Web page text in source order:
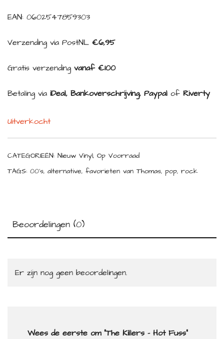
EAN: 0602547859303
Verzending via PostNL €6,95
Gratis verzending vanaf €100
Betaling via iDeal, Bankoverschrijving, Paypal of Riverty
Uitverkocht
CATEGORIEËN: Nieuw Vinyl, Op Voorraad
TAGS: 00's, alternative, favorieten van Thomas, pop, rock
Beoordelingen (0)
Er zijn nog geen beoordelingen.
Wees de eerste om “The Killers – Hot Fuss”